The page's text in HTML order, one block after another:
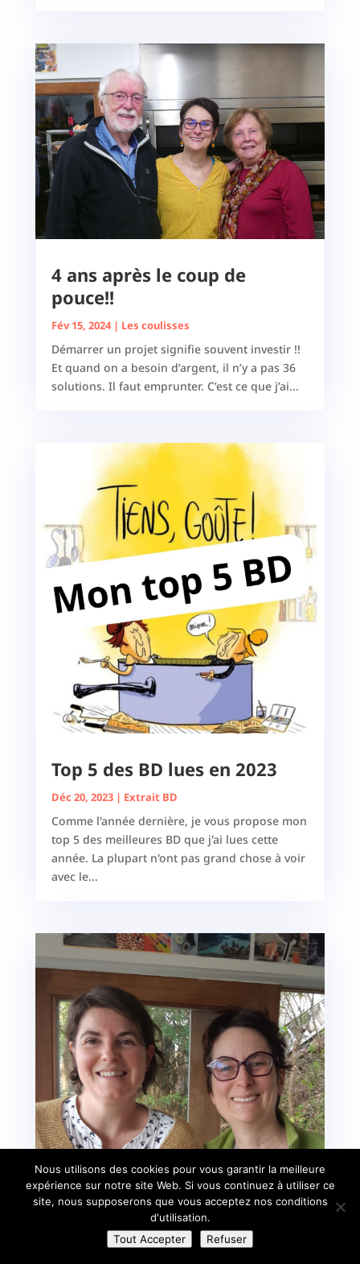
4 ans après le coup de
pouce!!
Fév 15, 2024| Les coulisses
Démarrer un projet signifie souvent investir !!
Et quand on a besoin d’argent, il n’y a pas 36
solutions. Il faut emprunter. C’est ce que j’ai...
Top 5 des BD lues en 2023
Déc 20, 2023| Extrait BD
Comme l'année dernière, je vous propose mon
top 5 des meilleures BD que j'ai lues cette
année. La plupart n'ont pas grand chose à voir
avec le...
Nous utilisons des cookies pour vous garantir la meilleure
expérience sur notre site Web. Si vous continuez à utiliser ce
site, nous supposerons que vous acceptez nos conditions
d'utilisation.
Tout Accepter
Refuser